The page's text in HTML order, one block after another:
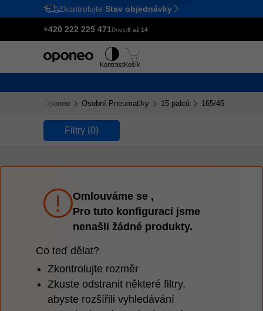
Ctrl M
Zkontrolujte Stav objednávky
+420 222 225 471Dnes:8 až 14
KontrastKošík
Oponeo Osobní Pneumatiky 15 palců 165/45 R15
Filtry (0)
Omlouváme se ,
Pro tuto konfiguraci jsme
nenašli žádné produkty.
Co teď dělat?
Zkontrolujte rozměr
Zkuste odstranit některé filtry,
abyste rozšířili vyhledávání